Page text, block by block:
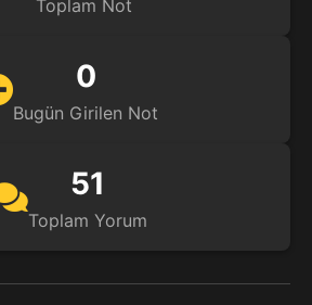
Toplam Not
0
Bugün Girilen Not
51
Toplam Yorum